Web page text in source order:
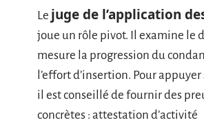
Le juge de l’application
joue un rôle pivot. Il examine le
mesure la progression du
l’effort d’insertion. Pour
il est conseillé de fournir des
concrètes : attestation d’activité